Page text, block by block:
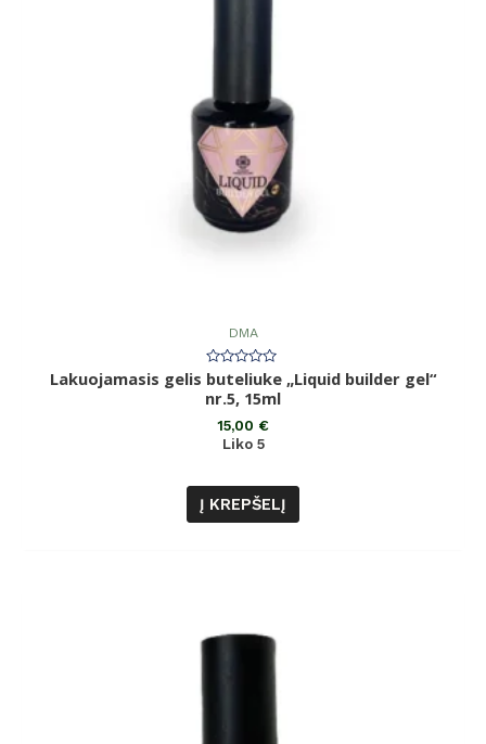
DMA
Įvertinimas:
0
iš
Lakuojamasis gelis buteliuke „Liquid builder gel“
nr.5, 15ml
15,00 €
Liko 5
Į KREPŠELĮ